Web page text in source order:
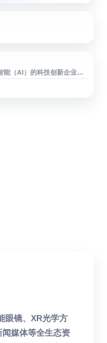
能（AI）的科技创新企业，
、警务、测温及听力辅助
机务、石油化工等场景，帮
眼镜、XR光学方
媒体等全生态资